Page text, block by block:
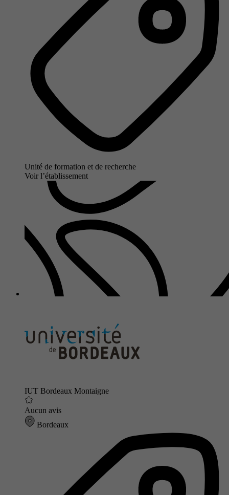
Unité de formation et de recherche
Voir l’établissement
IUT Bordeaux Montaigne
Aucun avis
Bordeaux